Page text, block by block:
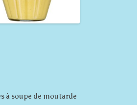
à soupe de moutarde